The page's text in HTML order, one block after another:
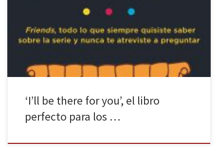
fuentes de entretenimiento, teniendo una amplia cantidad de
ellas de géneros y estilos para todo tipo de público. Son muchas,
muchísimas, las series destacadas a día […]
‘I’ll be there for you’, el libro
perfecto para los …